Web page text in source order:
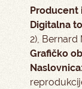
Producent
Digitalna
2), Bernard
Grafičko
Naslovnica: